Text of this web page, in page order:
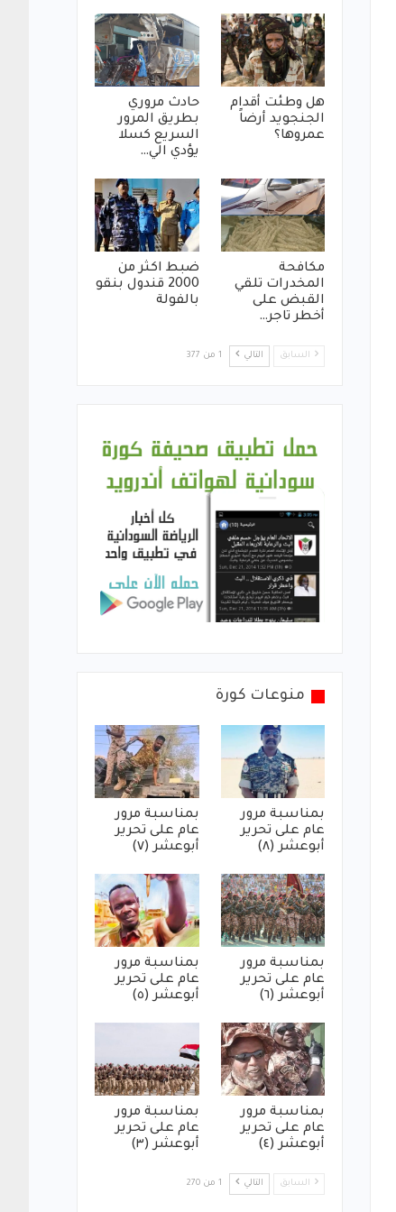
هل وطئت أقدام
الجنجويد أرضاً
عمروها؟
حادث مروري
بطريق المرور
السريع كسلا
يؤدي الي…
مكافحة
المخدرات تلقي
القبض على
أخطر تاجر…
ضبط اكثر من
2000 قندول بنقو
بالفولة
السابق التالي 1 من 377
منوعات كورة
بمناسبة مرور
عام على تحرير
أبوعشر (٨)
بمناسبة مرور
عام على تحرير
أبوعشر (٧)
بمناسبة مرور
عام على تحرير
أبوعشر (٦)
بمناسبة مرور
عام على تحرير
أبوعشر (٥)
بمناسبة مرور
عام على تحرير
أبوعشر (٤)
بمناسبة مرور
عام على تحرير
أبوعشر (٣)
السابق التالي 1 من 270